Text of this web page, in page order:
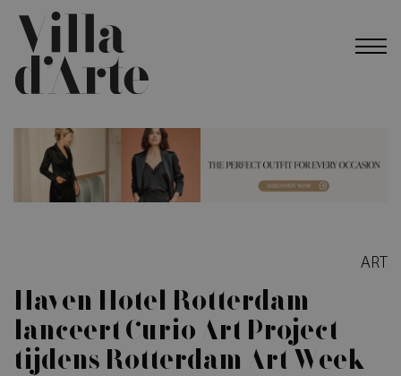
ART
Haven Hotel Rotterdam
lanceert Curio Art Project
tijdens Rotterdam Art Week